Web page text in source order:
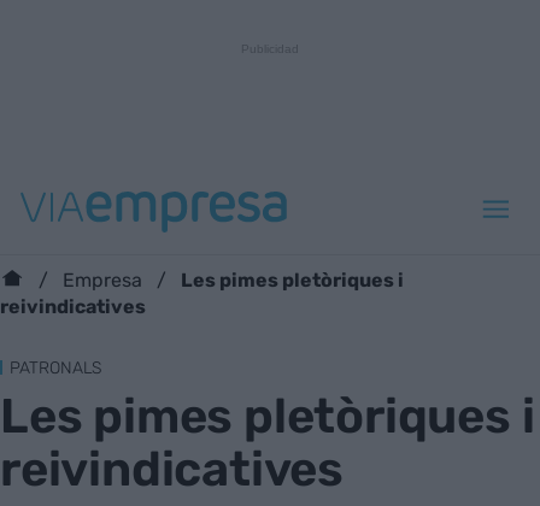
Empresa
Les pimes pletòriques i
reivindicatives
PATRONALS
Les pimes pletòriques i
reivindicatives